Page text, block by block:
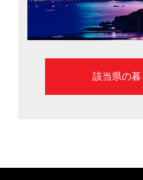
（東京）による移住希望地
いい田舎」が評価され、2年
など観光名所も豊富。信州ワ
大王わさびなど食の豊かさも
該当県の暮